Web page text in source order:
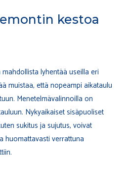
kestoa
lyhentää useilla eri
muistaa, että nopeampi aikataulu
Menetelmävalinnoilla on
Nykyaikaiset sisäpuoliset
sukitus ja sujutus, voivat
huomattavasti verrattuna